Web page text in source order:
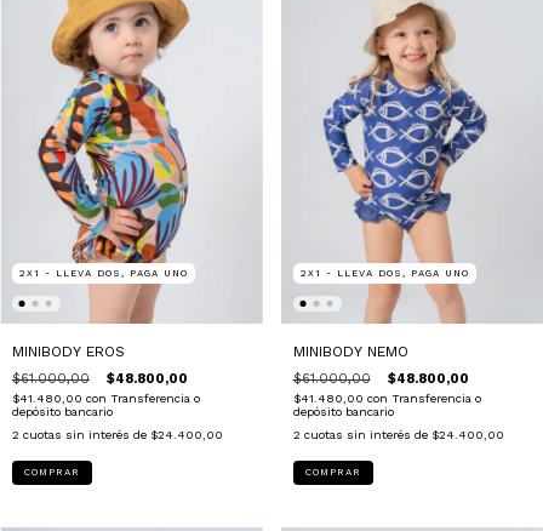
2X1 - LLEVA DOS, PAGA UNO
MINIBODY EROS
$61.000,00 $48.800,00
$41.480,00 con Transferencia o
depósito bancario
2 cuotas sin interés de $24.400,00
COMPRAR
2X1 - LLEVA DOS, PAGA UNO
MINIBODY NEMO
$61.000,00 $48.800,00
$41.480,00 con Transferencia o
depósito bancario
2 cuotas sin interés de $24.400,00
COMPRAR